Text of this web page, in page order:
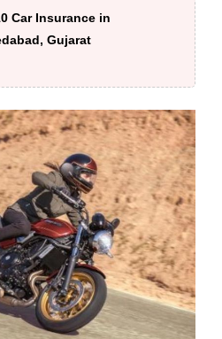
Car Insurance in
Gujarat